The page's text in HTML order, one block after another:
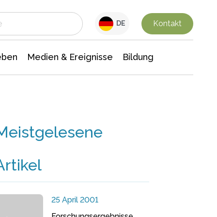
DE Kontakt
Medien & Ereignisse Bildung
25 April 2001